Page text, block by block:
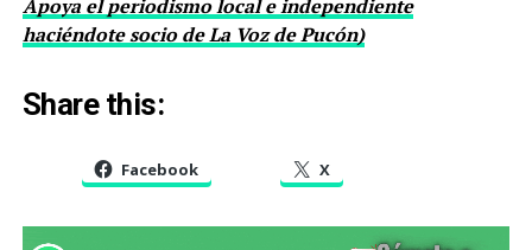
Apoya el periodismo local e independiente
haciéndote socio de La Voz de Pucón)
Share this:
Facebook X